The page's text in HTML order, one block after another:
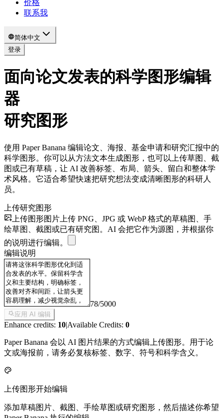
价格
联系我
简体中文
登录
面向论文发表的科学图形编辑
器
研究图形
使用 Paper Banana 编辑论文、海报、基金申请和研究汇报中的
科学图形。你可以从方法文本生成图形，也可以上传草图、截
图或已有草稿，让 AI 改善标签、布局、箭头、留白和整体学
术风格。它适合希望快速把研究想法变成清晰图形的科研人
员。
上传研究图形
上传图形图片 上传 PNG、JPG 或 WebP 格式的草稿图、手
绘草图、截图或已有研究图。AI 会把它作为源图，并根据你
的说明进行编辑。
编辑说明
78/5000
应用 AI 编辑
Enhance credits: 10|Available Credits: 0
Paper Banana 会以 AI 图片结果的方式编辑上传图形。用于论
文或海报前，请务必复核标签、数字、符号和科学含义。
上传图形开始编辑
添加草稿图片、截图、手绘草图或研究图形，然后描述你希望